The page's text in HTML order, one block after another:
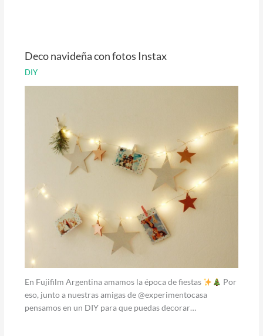
Deco navideña con fotos Instax
DIY
En Fujifilm Argentina amamos la época de fiestas
Por
eso, junto a nuestras amigas de @experimentocasa
pensamos en un DIY para que puedas decorar…